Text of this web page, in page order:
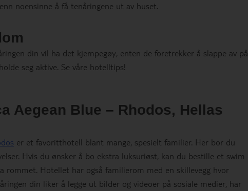
noensinne å få tenåringene ut av huset.
din vil ha det kjempegøy, enten de foretrekker å slappe av på
seg aktive. Se våre hotelltips!
Aegean Blue – Rhodos, Hellas
er et favoritthotell blant mange, spesielt familier. Her bor du
Hvis du ønsker å bo ekstra luksuriøst, kan du bestille et swim
Hotellet har også familierom med en skillevegg hvor
din liker å legge ut bilder og videoer på sosiale medier, har